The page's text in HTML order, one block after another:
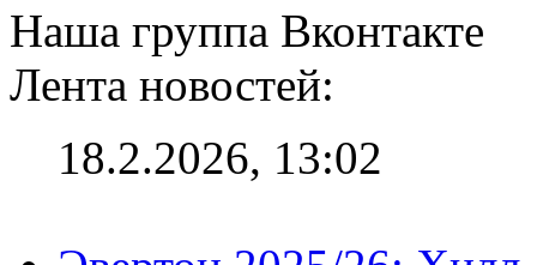
Наша группа Вконтакте
Лента новостей:
18.2.2026, 13:02